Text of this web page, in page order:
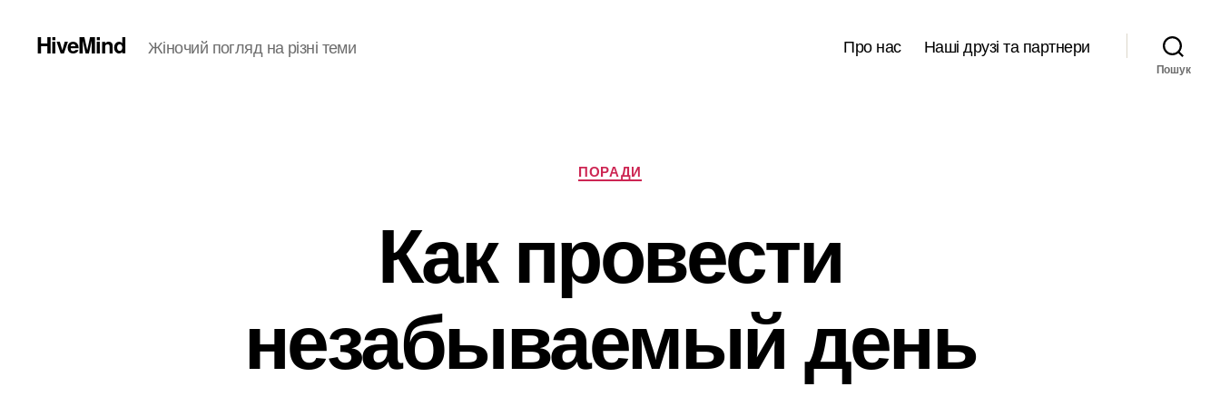
HiveMind Жіночий погляд на різні теми Про нас Наші друзі та партнери
Пошук
Категорії
ПОРАДИ
Как провести
незабываемый день